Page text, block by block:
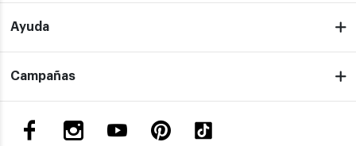
Ayuda
Campañas